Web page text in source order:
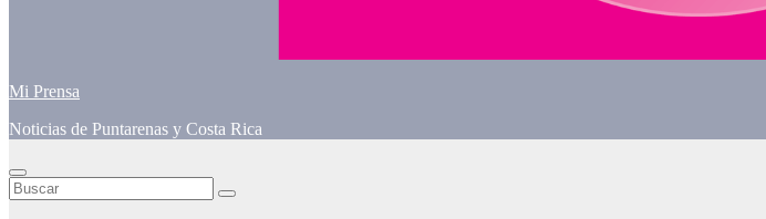
Mi Prensa
Noticias de Puntarenas y Costa Rica